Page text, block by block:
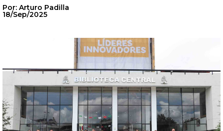
Por: Arturo Padilla
18/Sep/2025